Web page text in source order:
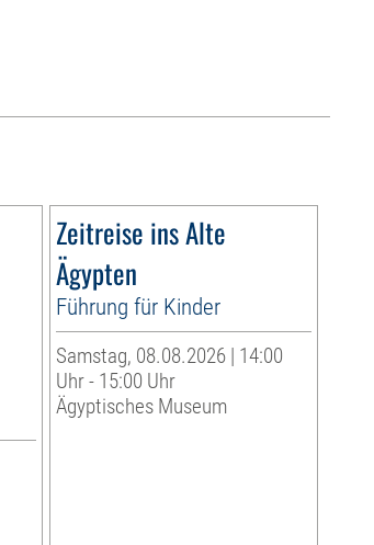
Zeitreise ins Alte
Ägypten
Führung für Kinder
Samstag, 08.08.2026 | 14:00
Uhr - 15:00 Uhr
Ägyptisches Museum